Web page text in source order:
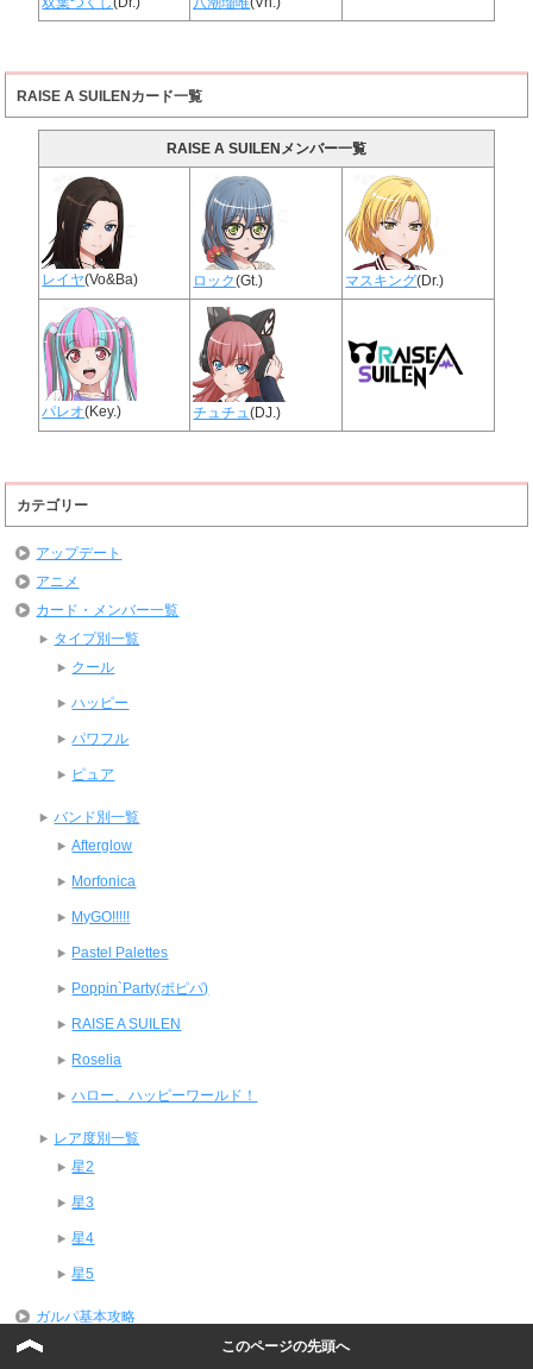
RAISE A SUILENカード一覧
RAISE A SUILENメンバー一覧
レイヤ(Vo&Ba) ロック(Gt.) マスキング(Dr.)
パレオ(Key.) チュチュ(DJ.)
カテゴリー
アップデート
アニメ
カード・メンバー一覧
タイプ別一覧
クール
ハッピー
パワフル
ピュア
バンド別一覧
Afterglow
Morfonica
MyGO!!!!!
Pastel Palettes
Poppin`Party(ポピパ)
RAISE A SUILEN
Roselia
ハロー、ハッピーワールド！
レア度別一覧
星2
星3
星4
星5
ガルパ基本攻略
ライブ・楽曲
このページの先頭へ